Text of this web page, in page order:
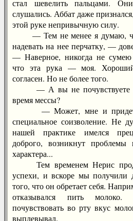
стал шевелить пальцами.
слушались. Аббат даже
этой руке непривычную силу.
— Тем не менее я думаю,
надевать на нее перчатку, —
— Наверное, никогда не сумею
что эта рука — моя. Хороший
согласен. Но не более того.
— А вы не почувствуете
время мессы?
— Может, мне и
специальное соизволение. Не
нашей практике имелся
доброго, возникнут проблемы
характера...
Тем временем Нерис
успехи, и вскоре мы получили
того, что он обретает себя.
отказывался пить
почувствовать во рту вкус
выплевывал.